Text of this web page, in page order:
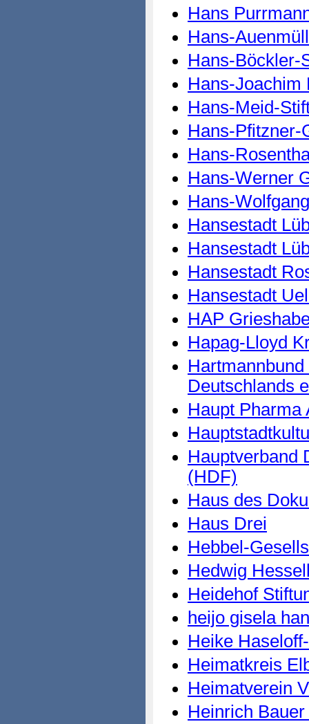
Hans
Hans-
Hans-Böckler-
Hans-Joachim
Hans-Meid-
Hans-Pfitzner-
Hans-
Hans-Werner
Hans-
Hansestadt
Hansestadt
Hansestadt
Hansestadt
HAP
Hapag-Lloyd
Deutschlands
Haupt Pharma
Hauptverband
(HDF)
Haus des
Haus Drei
Hebbel-
Hedwig
Heidehof
heijo gisela
Heike
Heimatkreis
Heimatverein
Heinrich